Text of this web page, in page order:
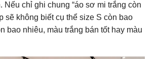
Nếu chỉ ghi chung “áo sơ mi trắng còn
sẽ không biết cụ thể size S còn bao
bao nhiêu, màu trắng bán tốt hay màu